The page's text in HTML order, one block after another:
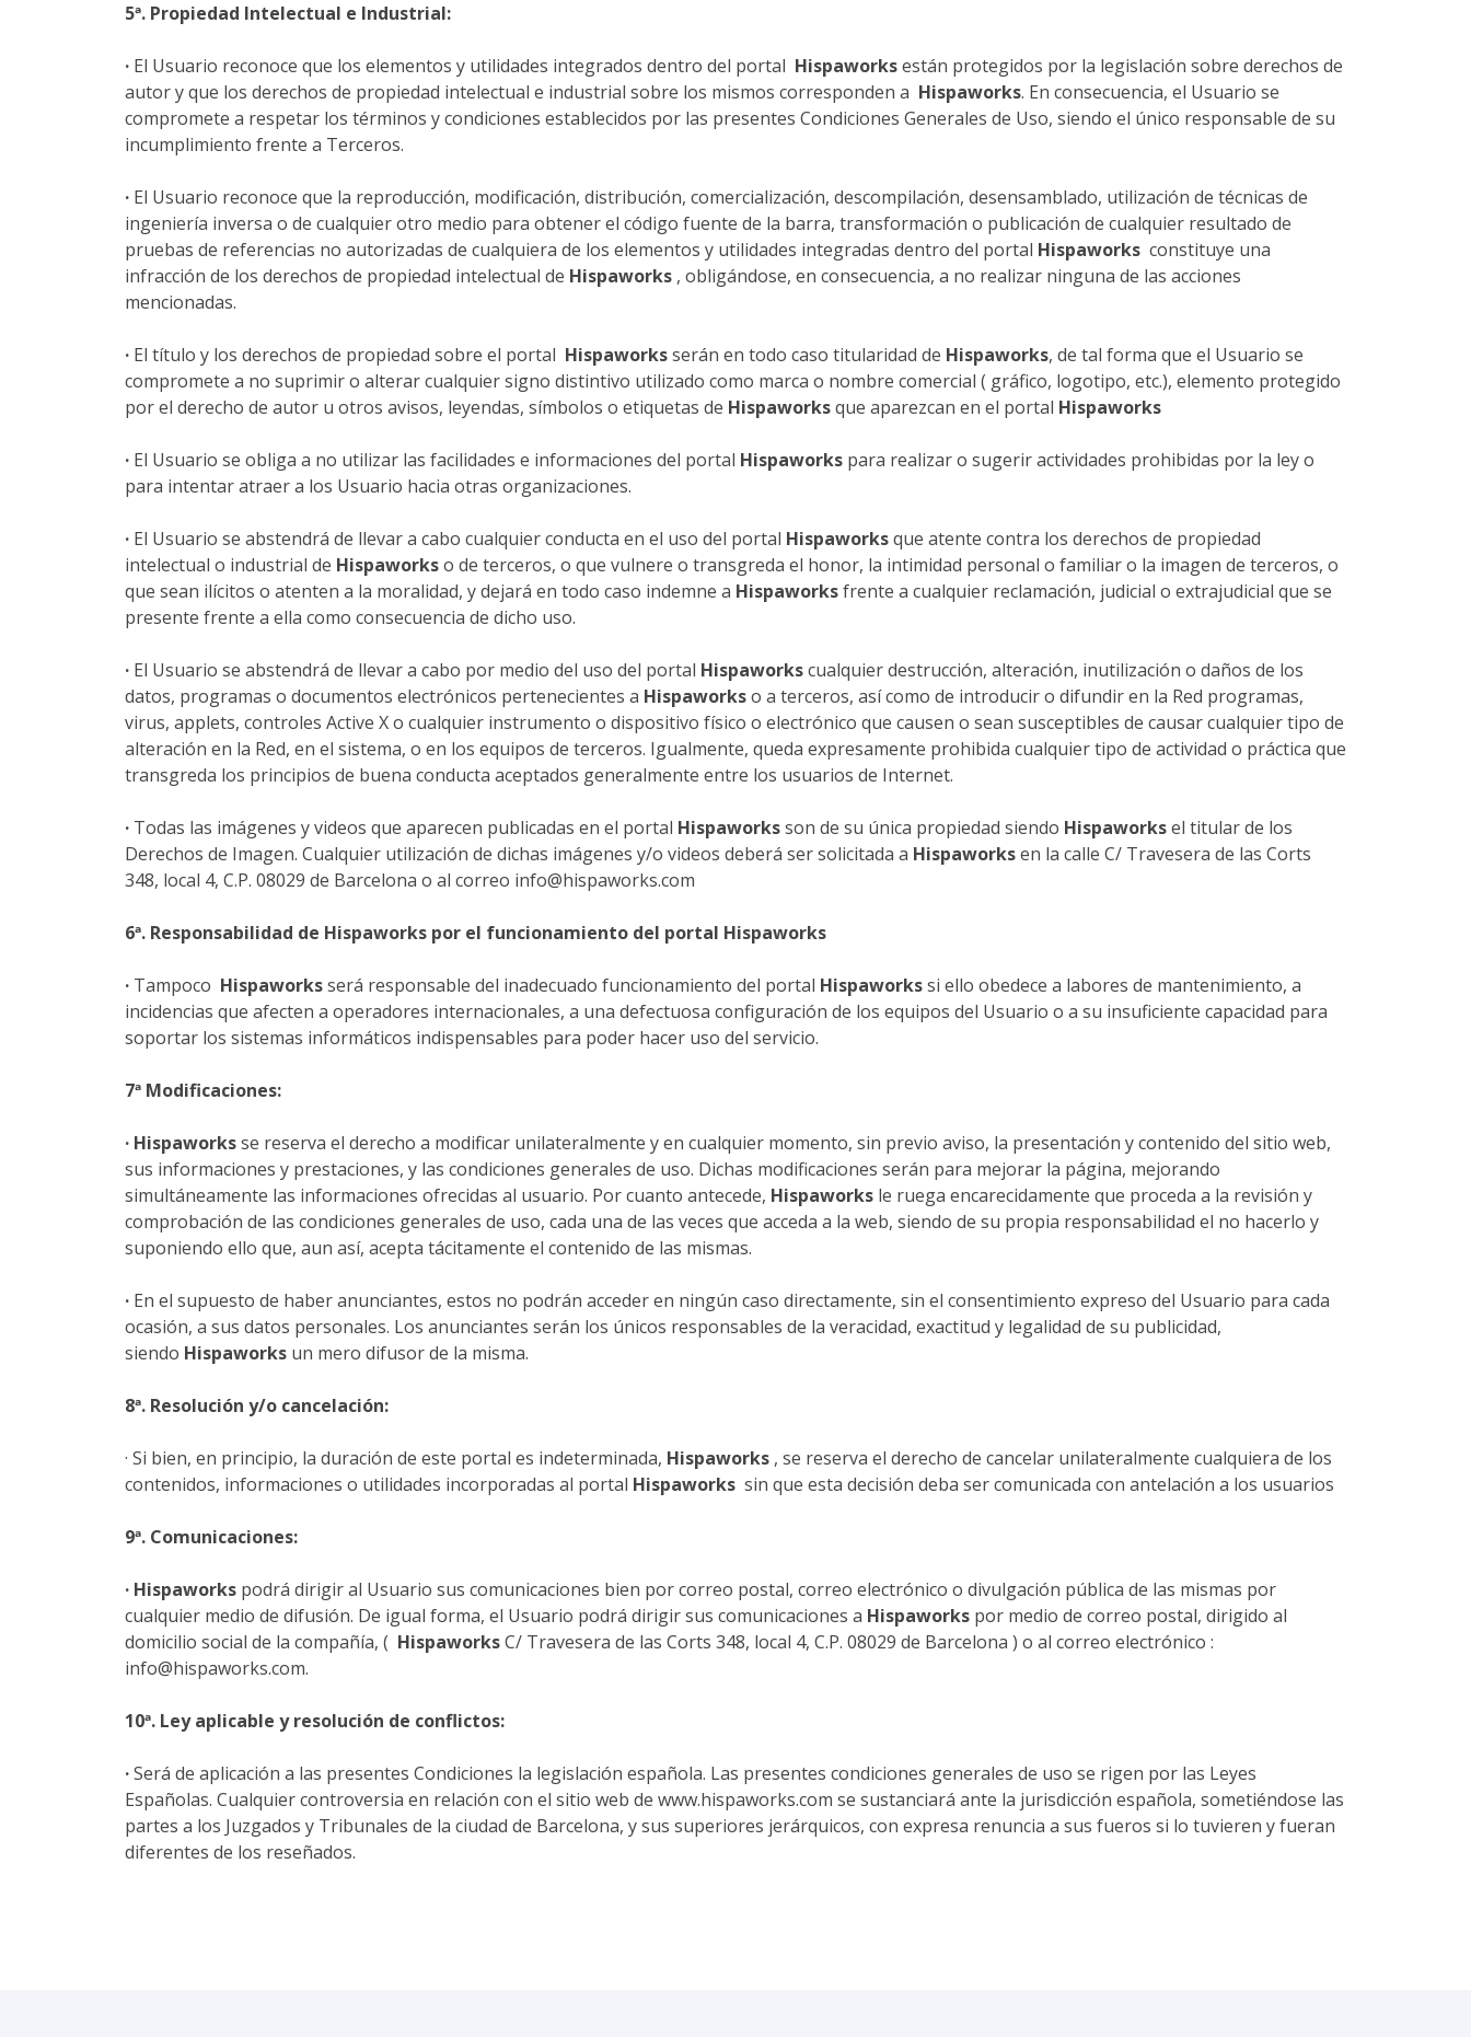
5ª. Propiedad Intelectual e Industrial:
· El Usuario reconoce que los elementos y utilidades integrados dentro del portal Hispaworksestán protegidos por la legislación sobre derechos de
autor y que los derechos de propiedad intelectual e industrial sobre los mismos corresponden a Hispaworks. En consecuencia, el Usuario se
compromete a respetar los términos y condiciones establecidos por las presentes Condiciones Generales de Uso, siendo el único responsable de su
incumplimiento frente a Terceros.
· El Usuario reconoce que la reproducción, modificación, distribución, comercialización, descompilación, desensamblado, utilización de técnicas de
ingeniería inversa o de cualquier otro medio para obtener el código fuente de la barra, transformación o publicación de cualquier resultado de
pruebas de referencias no autorizadas de cualquiera de los elementos y utilidades integradas dentro del portal Hispaworks constituye una
infracción de los derechos de propiedad intelectual de Hispaworks , obligándose, en consecuencia, a no realizar ninguna de las acciones
mencionadas.
· El título y los derechos de propiedad sobre el portal Hispaworksserán en todo caso titularidad de Hispaworks, de tal forma que el Usuario se
compromete a no suprimir o alterar cualquier signo distintivo utilizado como marca o nombre comercial ( gráfico, logotipo, etc.), elemento protegido
por el derecho de autor u otros avisos, leyendas, símbolos o etiquetas de Hispaworksque aparezcan en el portal Hispaworks
· El Usuario se obliga a no utilizar las facilidades e informaciones del portal Hispaworks para realizar o sugerir actividades prohibidas por la ley o
para intentar atraer a los Usuario hacia otras organizaciones.
· El Usuario se abstendrá de llevar a cabo cualquier conducta en el uso del portal Hispaworksque atente contra los derechos de propiedad
intelectual o industrial de Hispaworkso de terceros, o que vulnere o transgreda el honor, la intimidad personal o familiar o la imagen de terceros, o
que sean ilícitos o atenten a la moralidad, y dejará en todo caso indemne a Hispaworksfrente a cualquier reclamación, judicial o extrajudicial que se
presente frente a ella como consecuencia de dicho uso.
· El Usuario se abstendrá de llevar a cabo por medio del uso del portal Hispaworkscualquier destrucción, alteración, inutilización o daños de los
datos, programas o documentos electrónicos pertenecientes a Hispaworkso a terceros, así como de introducir o difundir en la Red programas,
virus, applets, controles Active X o cualquier instrumento o dispositivo físico o electrónico que causen o sean susceptibles de causar cualquier tipo de
alteración en la Red, en el sistema, o en los equipos de terceros. Igualmente, queda expresamente prohibida cualquier tipo de actividad o práctica que
transgreda los principios de buena conducta aceptados generalmente entre los usuarios de Internet.
· Todas las imágenes y videos que aparecen publicadas en el portal Hispaworksson de su única propiedad siendo Hispaworksel titular de los
Derechos de Imagen. Cualquier utilización de dichas imágenes y/o videos deberá ser solicitada a Hispaworksen la calle C/ Travesera de las Corts
348, local 4, C.P. 08029 de Barcelona o al correo info@hispaworks.com
6ª. Responsabilidad de Hispaworks por el funcionamiento del portal Hispaworks
· Tampoco Hispaworksserá responsable del inadecuado funcionamiento del portal Hispaworkssi ello obedece a labores de mantenimiento, a
incidencias que afecten a operadores internacionales, a una defectuosa configuración de los equipos del Usuario o a su insuficiente capacidad para
soportar los sistemas informáticos indispensables para poder hacer uso del servicio.
7ª Modificaciones:
· Hispaworksse reserva el derecho a modificar unilateralmente y en cualquier momento, sin previo aviso, la presentación y contenido del sitio web,
sus informaciones y prestaciones, y las condiciones generales de uso. Dichas modificaciones serán para mejorar la página, mejorando
simultáneamente las informaciones ofrecidas al usuario. Por cuanto antecede, Hispaworks le ruega encarecidamente que proceda a la revisión y
comprobación de las condiciones generales de uso, cada una de las veces que acceda a la web, siendo de su propia responsabilidad el no hacerlo y
suponiendo ello que, aun así, acepta tácitamente el contenido de las mismas.
· En el supuesto de haber anunciantes, estos no podrán acceder en ningún caso directamente, sin el consentimiento expreso del Usuario para cada
ocasión, a sus datos personales. Los anunciantes serán los únicos responsables de la veracidad, exactitud y legalidad de su publicidad,
siendo Hispaworks un mero difusor de la misma.
8ª. Resolución y/o cancelación:
· Si bien, en principio, la duración de este portal es indeterminada, Hispaworks , se reserva el derecho de cancelar unilateralmente cualquiera de los
contenidos, informaciones o utilidades incorporadas al portal Hispaworks sin que esta decisión deba ser comunicada con antelación a los usuarios
9ª. Comunicaciones:
· Hispaworks podrá dirigir al Usuario sus comunicaciones bien por correo postal, correo electrónico o divulgación pública de las mismas por
cualquier medio de difusión. De igual forma, el Usuario podrá dirigir sus comunicaciones a Hispaworks por medio de correo postal, dirigido al
domicilio social de la compañía, ( HispaworksC/ Travesera de las Corts 348, local 4, C.P. 08029 de Barcelona ) o al correo electrónico :
info@hispaworks.com.
10ª. Ley aplicable y resolución de conflictos:
·Será de aplicación a las presentes Condiciones la legislación española. Las presentes condiciones generales de uso se rigen por las Leyes
Españolas. Cualquier controversia en relación con el sitio web de www.hispaworks.com se sustanciará ante la jurisdicción española, sometiéndose las
partes a los Juzgados y Tribunales de la ciudad de Barcelona, y sus superiores jerárquicos, con expresa renuncia a sus fueros si lo tuvieren y fueran
diferentes de los reseñados.